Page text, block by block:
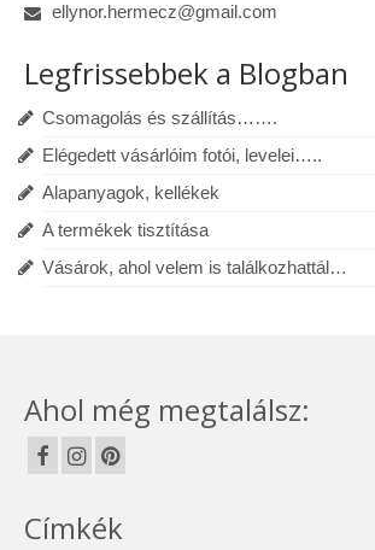
ellynor.hermecz@gmail.com
Legfrissebbek a Blogban
Csomagolás és szállítás…….
Elégedett vásárlóim fotói, levelei…..
Alapanyagok, kellékek
A termékek tisztítása
Vásárok, ahol velem is találkozhattál…
Ahol még megtalálsz:
Címkék